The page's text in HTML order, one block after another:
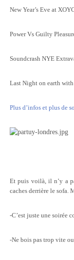
New Year’s Eve at
Power Vs Guilty
Soundcrash NYE
Last Night on earth with
Plus d’infos et plus de
Et puis voilà, il n’y a
caches derrière le sofa.
-C’est juste une soirée
-Ne bois pas trop vite